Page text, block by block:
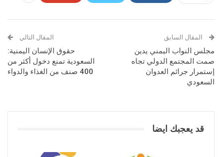
المقال السابق
مجلس النواب اليمني يدين
صمت المجتمع الدولي تجاه
إستمرار جرائم العدوان
السعودي
المقال التالي
حقوق الإنسان اليمنية:
السعودية تمنع دخول أكثر من
400 صنف من الغذاء والدواء
قد يعجبك ايضا